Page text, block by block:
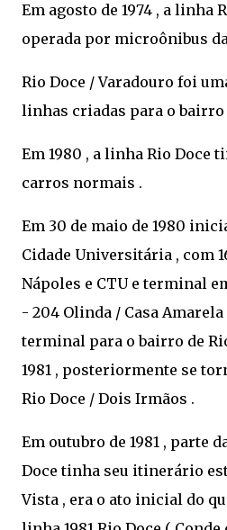
Em agosto de 1974 , a linha
operada por microônibus
Rio Doce / Varadouro foi
linhas criadas para o bairro
Em 1980 , a linha Rio Doce
carros normais .
Em 30 de maio de 1980
Cidade Universitária , com
Nápoles e CTU e terminal
- 204 Olinda / Casa Amarela
terminal para o bairro de
1981 , posteriormente se
Rio Doce / Dois Irmãos .
Em outubro de 1981 , parte
Doce tinha seu itinerário
Vista , era o ato inicial do